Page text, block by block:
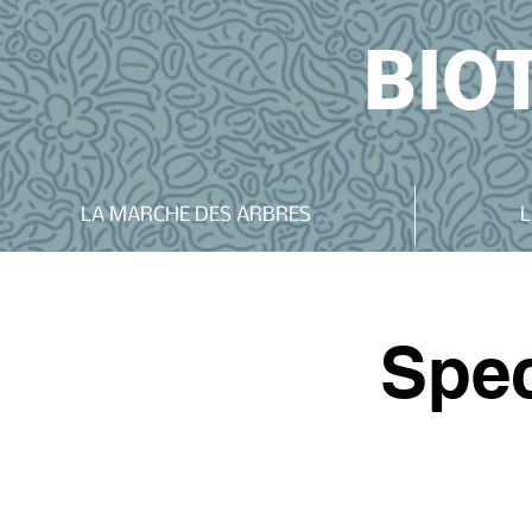
LA MARCHE DES ARBRES